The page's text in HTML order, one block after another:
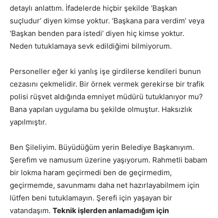
detaylı anlattım. İfadelerde hiçbir şekilde ‘Başkan
suçludur’ diyen kimse yoktur. ‘Başkana para verdim’ veya
‘Başkan benden para istedi’ diyen hiç kimse yoktur.
Neden tutuklamaya sevk edildiğimi bilmiyorum.
Personeller eğer ki yanlış işe girdilerse kendileri bunun
cezasını çekmelidir. Bir örnek vermek gerekirse bir trafik
polisi rüşvet aldığında emniyet müdürü tutuklanıyor mu?
Bana yapılan uygulama bu şekilde olmuştur. Haksızlık
yapılmıştır.
Ben Şileliyim. Büyüdüğüm yerin Belediye Başkanıyım.
Şerefim ve namusum üzerine yaşıyorum. Rahmetli babam
bir lokma haram geçirmedi ben de geçirmedim,
geçirmemde, savunmamı daha net hazırlayabilmem için
lütfen beni tutuklamayın. Şerefi için yaşayan bir
vatandaşım. Teknik işlerden anlamadığım için